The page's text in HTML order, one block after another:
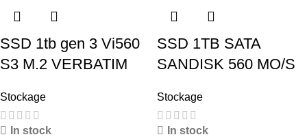
SSD 1tb gen 3 Vi560
S3 M.2 VERBATIM
Stockage
In stock
SSD 1TB SATA
SANDISK 560 MO/S
Stockage
In stock